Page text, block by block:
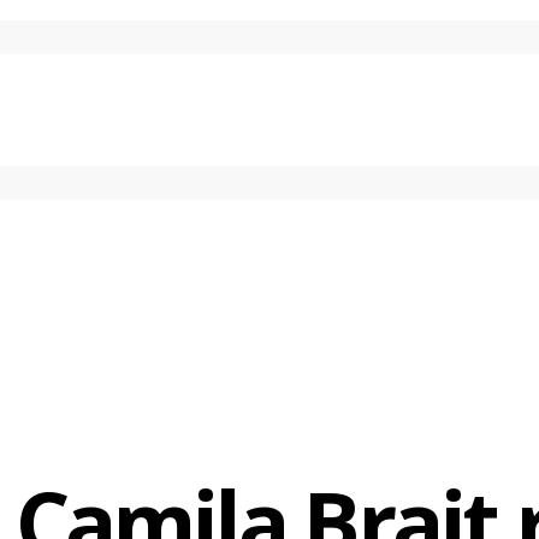
cortada já na capital inglesa para dar lugar no time a Natália,
aspecto que é relevante para seguir em Osasco é que